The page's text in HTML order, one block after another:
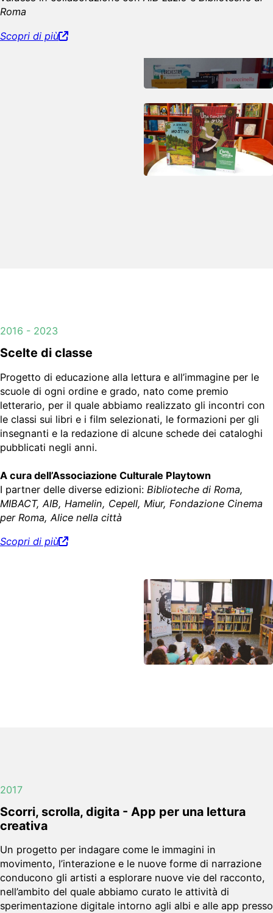
Roma
Scopri di più
Scelte di classe
2016 - 2023
Progetto di educazione alla lettura e all’immagine per le
scuole di ogni ordine e grado, nato come premio
letterario, per il quale abbiamo realizzato gli incontri con
le classi sui libri e i film selezionati, le formazioni per gli
insegnanti e la redazione di alcune schede dei cataloghi
pubblicati negli anni.
A cura dell’Associazione Culturale Playtown
I partner delle diverse edizioni: Biblioteche di Roma,
MIBACT, AIB, Hamelin, Cepell, Miur, Fondazione Cinema
per Roma, Alice nella città
Scopri di più
Scorri, scrolla, digita - App per una lettura
creativa
2017
Un progetto per indagare come le immagini in
movimento, l’interazione e le nuove forme di narrazione
conducono gli artisti a esplorare nuove vie del racconto,
nell’ambito del quale abbiamo curato le attività di
sperimentazione digitale intorno agli albi e alle app presso